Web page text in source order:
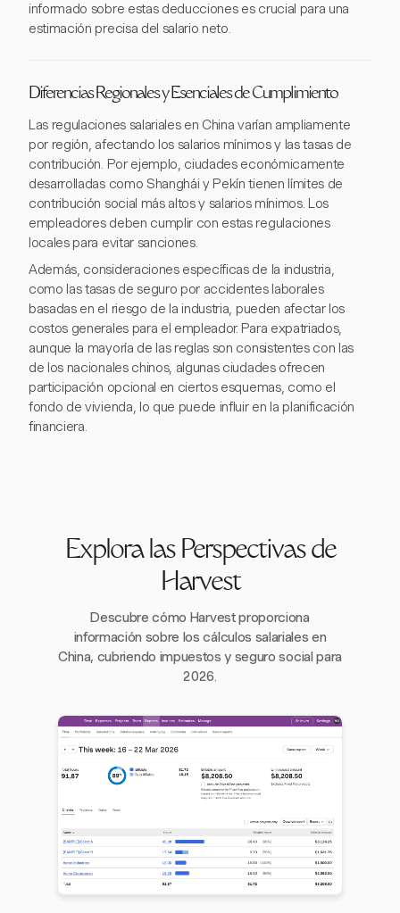
informado sobre estas deducciones es crucial para una
estimación precisa del salario neto.
Diferencias Regionales y Esenciales de Cumplimiento
Las regulaciones salariales en China varían ampliamente
por región, afectando los salarios mínimos y las tasas de
contribución. Por ejemplo, ciudades económicamente
desarrolladas como Shanghái y Pekín tienen límites de
contribución social más altos y salarios mínimos. Los
empleadores deben cumplir con estas regulaciones
locales para evitar sanciones.
Además, consideraciones específicas de la industria,
como las tasas de seguro por accidentes laborales
basadas en el riesgo de la industria, pueden afectar los
costos generales para el empleador. Para expatriados,
aunque la mayoría de las reglas son consistentes con las
de los nacionales chinos, algunas ciudades ofrecen
participación opcional en ciertos esquemas, como el
fondo de vivienda, lo que puede influir en la planificación
financiera.
Explora las Perspectivas de
Harvest
Descubre cómo Harvest proporciona
información sobre los cálculos salariales en
China, cubriendo impuestos y seguro social para
2026.